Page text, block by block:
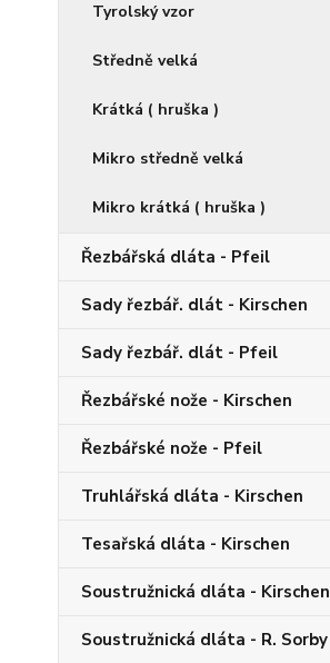
Tyrolský vzor
Středně velká
Krátká ( hruška )
Mikro středně velká
Mikro krátká ( hruška )
Řezbářská dláta - Pfeil
Sady řezbář. dlát - Kirschen
Sady řezbář. dlát - Pfeil
Řezbářské nože - Kirschen
Řezbářské nože - Pfeil
Truhlářská dláta - Kirschen
Tesařská dláta - Kirschen
Soustružnická dláta - Kirschen
Soustružnická dláta - R. Sorby